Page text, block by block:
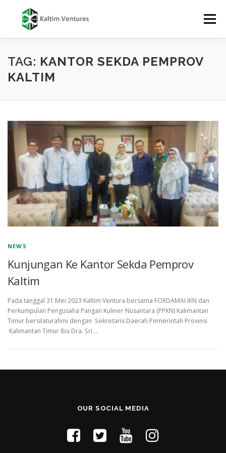
Menu
TENTANG LAYANAN TIM PUBLIKASI
TAG: KANTOR SEKDA PEMPROV
KALTIM
NEWS
Kunjungan Ke Kantor Sekda Pemprov
Kaltim
Pada tanggal 31 Mei 2023 Kaltim Ventura bersama FORDAMAI IKN dan
Perkumpulan Pengusaha Pangan Kuliner Nusantara (PPKN) Kalimantan
Timur bersilaturahmi dengan Sekretaris Daerah Pemerintah Provinsi
Kalimantan Timur Ibu Dra. Sri …
OUR SOCIAL MEDIA